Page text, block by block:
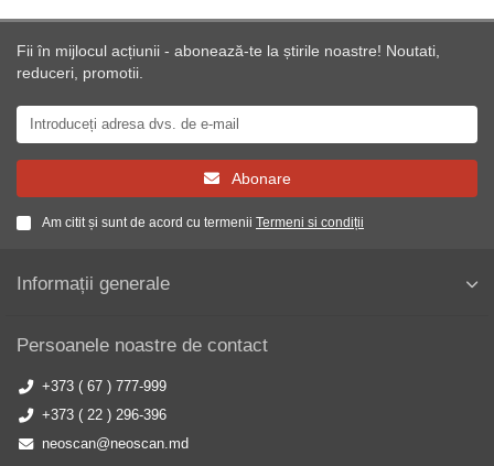
Fii în mijlocul acțiunii - abonează-te la știrile noastre! Noutati,
reduceri, promotii.
Abonare
Am citit și sunt de acord cu termenii Termeni si condiții
Informații generale
Persoanele noastre de contact
+373 ( 67 ) 777-999
+373 ( 22 ) 296-396
neoscan@neoscan.md